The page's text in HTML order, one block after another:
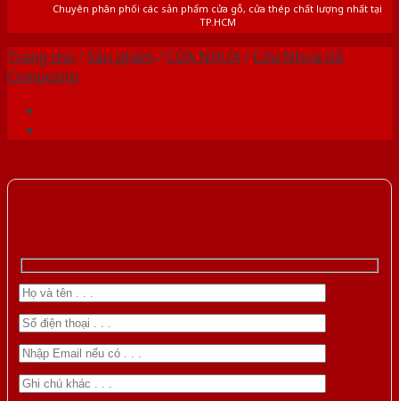
Chuyên phân phối các sản phẩm cửa gỗ, cửa thép chất lượng nhất tại
TP.HCM
Trang chủ /Sản phẩm /CỬA NHỰA/Cửa Nhựa Gỗ
Composite